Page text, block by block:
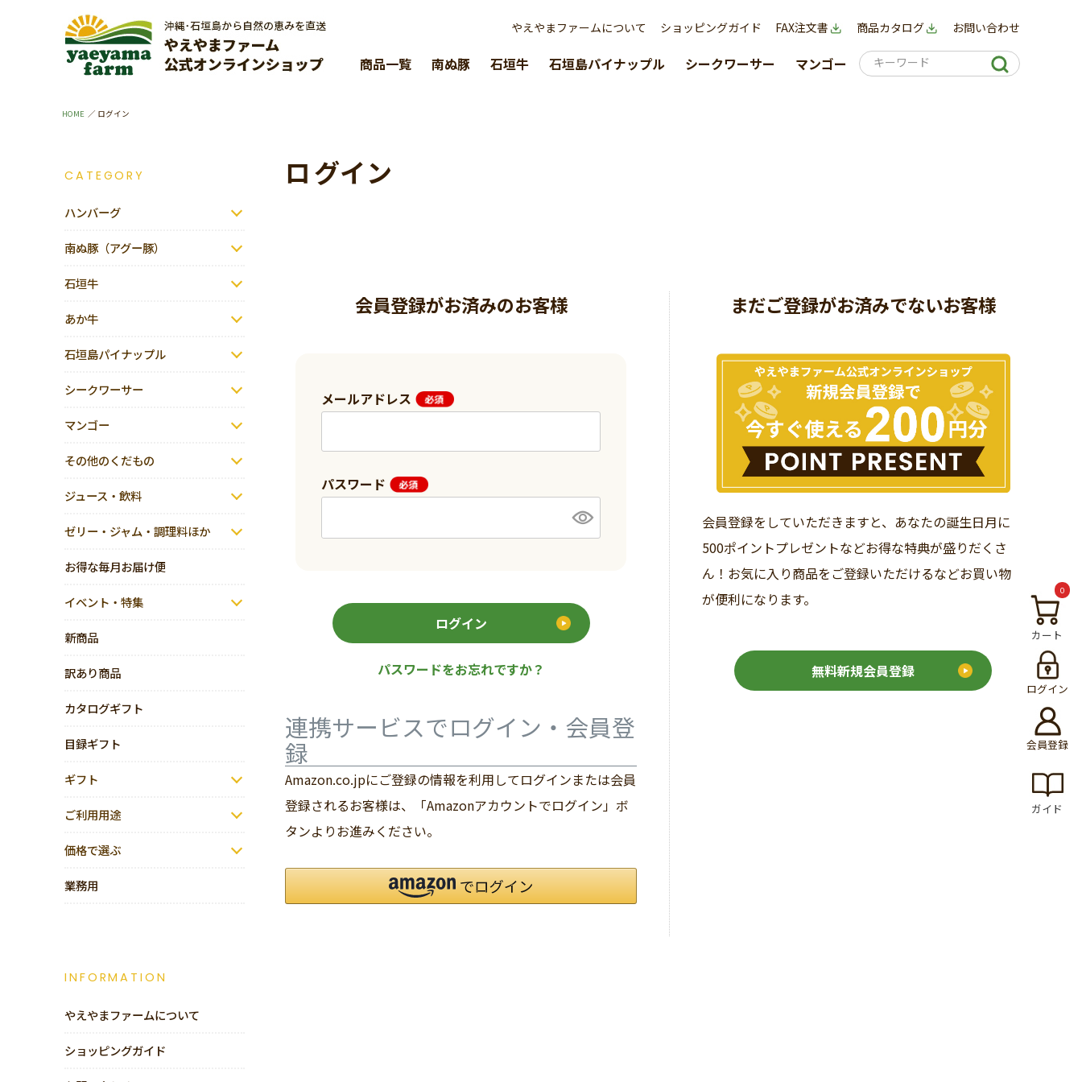
やえやまファームについて ショッピングガイド FAX注文書 商品カタログ お問い合わせ
商品一覧 南ぬ豚 石垣牛 石垣島パイナップル シークワーサー マンゴー
HOME ログイン
CATEGORY
ハンバーグ
南ぬ豚（アグー豚）
石垣牛
あか牛
石垣島パイナップル
シークワーサー
マンゴー
その他のくだもの
ジュース・飲料
ゼリー・ジャム・調理料ほか
お得な毎月お届け便
イベント・特集
新商品
訳あり商品
カタログギフト
目録ギフト
ギフト
ご利用用途
価格で選ぶ
業務用
INFORMATION
やえやまファームについて
ショッピングガイド
ログイン
会員登録がお済みのお客様
メールアドレス
パスワード
ログイン
パスワードをお忘れですか？
連携サービスでログイン・会員登
録
Amazon.co.jpにご登録の情報を利用してログインまたは会員
登録されるお客様は、「Amazonアカウントでログイン」ボ
タンよりお進みください。
まだご登録がお済みでないお客様
会員登録をしていただきますと、あなたの誕生日月に
500ポイントプレゼントなどお得な特典が盛りだくさ
ん！お気に入り商品をご登録いただけるなどお買い物
が便利になります。
無料新規会員登録
カート
0
ログイン
会員登録
ガイド